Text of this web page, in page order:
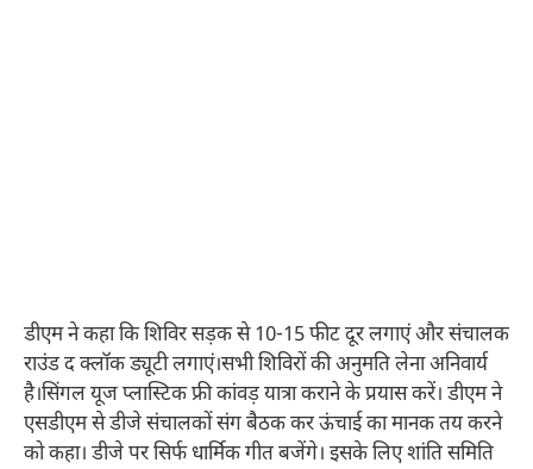
डीएम ने कहा कि शिविर सड़क से 10-15 फीट दूर लगाएं और संचालक
राउंड द क्लॉक ड्यूटी लगाएं।सभी शिविरों की अनुमति लेना अनिवार्य
है।सिंगल यूज प्लास्टिक फ्री कांवड़ यात्रा कराने के प्रयास करें। डीएम ने
एसडीएम से डीजे संचालकों संग बैठक कर ऊंचाई का मानक तय करने
को कहा। डीजे पर सिर्फ धार्मिक गीत बजेंगे। इसके लिए शांति समिति